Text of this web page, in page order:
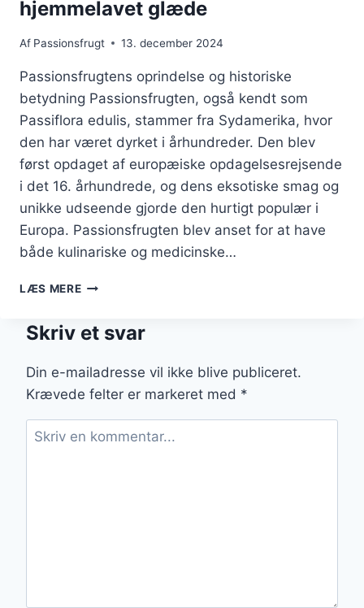
hjemmelavet glæde
Af Passionsfrugt 13. december 2024
Passionsfrugtens oprindelse og historiske
betydning Passionsfrugten, også kendt som
Passiflora edulis, stammer fra Sydamerika, hvor
den har været dyrket i århundreder. Den blev
først opdaget af europæiske opdagelsesrejsende
i det 16. århundrede, og dens eksotiske smag og
unikke udseende gjorde den hurtigt populær i
Europa. Passionsfrugten blev anset for at have
både kulinariske og medicinske…
LÆS MEREPASSIONSFRUGT
HJEMMELAVET
Skriv et svar
Din e-mailadresse vil ikke blive publiceret.
Krævede felter er markeret med *